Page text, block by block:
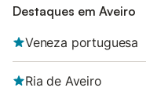
Destaques em Aveiro
Veneza portuguesa
Ria de Aveiro